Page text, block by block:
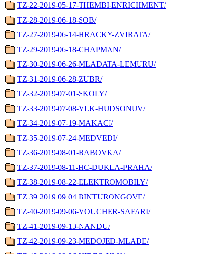
TZ-22-2019-05-17-THEMBI-ENRICHMENT/
TZ-28-2019-06-18-SOB/
TZ-27-2019-06-14-HRACKY-ZVIRATA/
TZ-29-2019-06-18-CHAPMAN/
TZ-30-2019-06-26-MLADATA-LEMURU/
TZ-31-2019-06-28-ZUBR/
TZ-32-2019-07-01-SKOLY/
TZ-33-2019-07-08-VLK-HUDSONUV/
TZ-34-2019-07-19-MAKACI/
TZ-35-2019-07-24-MEDVEDI/
TZ-36-2019-08-01-BABOVKA/
TZ-37-2019-08-11-HC-DUKLA-PRAHA/
TZ-38-2019-08-22-ELEKTROMOBILY/
TZ-39-2019-09-04-BINTURONGOVE/
TZ-40-2019-09-06-VOUCHER-SAFARI/
TZ-41-2019-09-13-NANDU/
TZ-42-2019-09-23-MEDOJED-MLADE/